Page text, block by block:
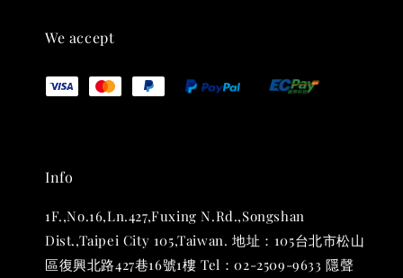
NT$ 880
加入購物車
We accept
Info
1F.,No.16,Ln.427,Fuxing N.Rd.,Songshan
Dist.,Taipei City 105,Taiwan. 地址：105台北市松山
區復興北路427巷16號1樓 Tel：02-2509-9633 隱聲